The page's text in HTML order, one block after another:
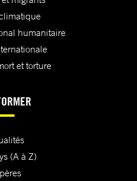
humanitaire
et torture
(A à Z)